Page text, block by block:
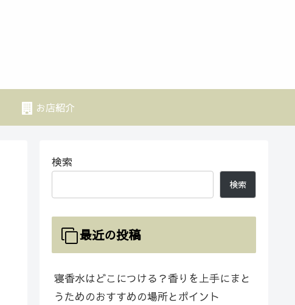
お店紹介
検索
検索
最近の投稿
寝香水はどこにつける？香りを上手にまと
うためのおすすめの場所とポイント